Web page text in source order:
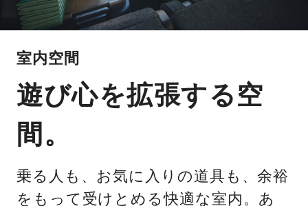
室内空間
遊び心を拡張する空
間。
乗る人も、お気に入りの道具も、余裕
をもって受けとめる快適な室内。あ